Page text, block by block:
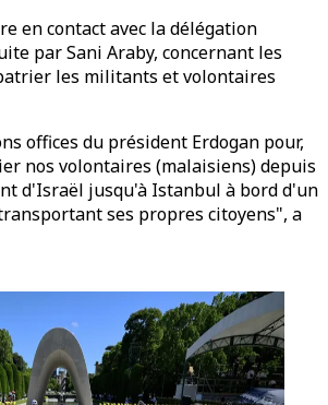
en contact avec la délégation
par Sani Araby, concernant les
les militants et volontaires
offices du président Erdogan pour,
nos volontaires (malaisiens) depuis
d'Israël jusqu'à Istanbul à bord d'un
ses propres citoyens", a